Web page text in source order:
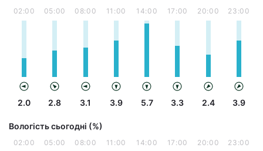
02:00
2.0
05:00
2.8
08:00
3.1
11:00
3.9
14:00
5.7
17:00
3.3
20:00
2.4
23:00
3.9
Вологість сьогодні (%)
02:00 05:00 08:00 11:00 14:00 17:00 20:00 23:00